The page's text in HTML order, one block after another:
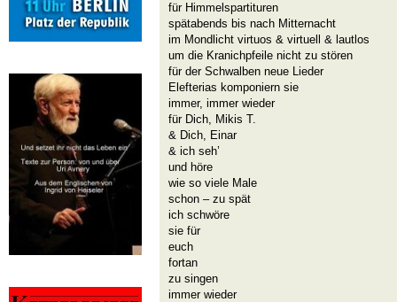
für Himmelspartituren
spätabends bis nach Mitternacht
im Mondlicht virtuos & virtuell & lautlos
um die Kranichpfeile nicht zu stören
für der Schwalben neue Lieder
Elefterias komponiern sie
immer, immer wieder
für Dich, Mikis T.
& Dich, Einar
& ich seh’
und höre
wie so viele Male
schon – zu spät
ich schwöre
sie für
euch
fortan
zu singen
immer wieder